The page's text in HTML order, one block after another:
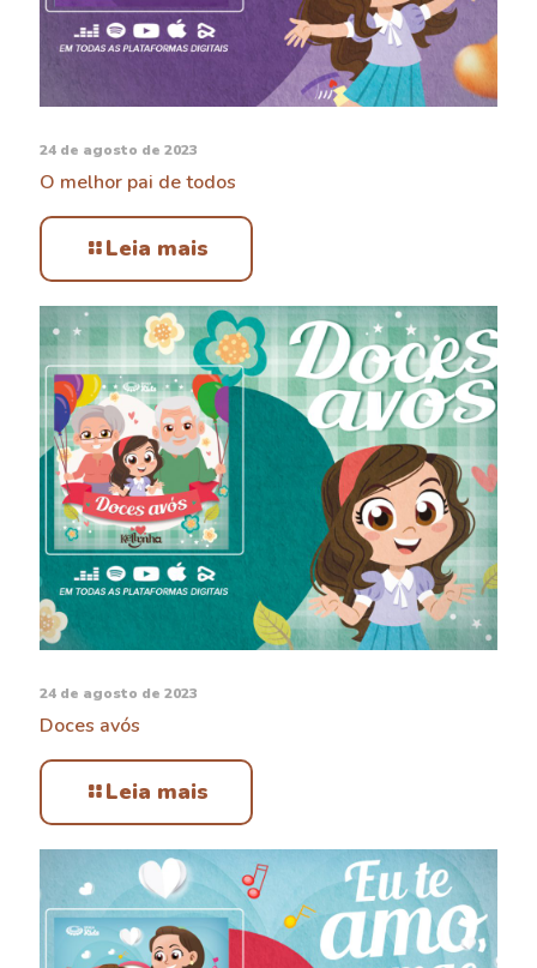
24 de agosto de 2023
O melhor pai de todos
Leia mais
24 de agosto de 2023
Doces avós
Leia mais